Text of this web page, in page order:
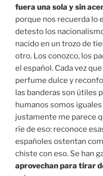
fuera una sola y sin
porque nos recuerda lo
detesto los
nacido en un trozo de
otro. Los conozco, los
el español. Cada vez
perfume dulce y
las banderas son útiles
humanos somos
justamente me parece
ríe de eso: reconoce
españoles ostentan
chiste con eso. Se han
aprovechan para tirar